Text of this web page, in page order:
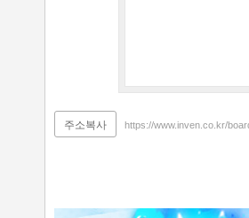
주소복사 https://www.inven.co.kr/